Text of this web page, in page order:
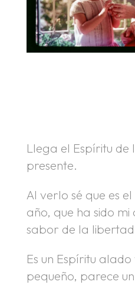
Llega el Espíritu de
presente.
Al verlo sé que es
año, que ha sido
sabor de la
Es un Espíritu
pequeño, parece